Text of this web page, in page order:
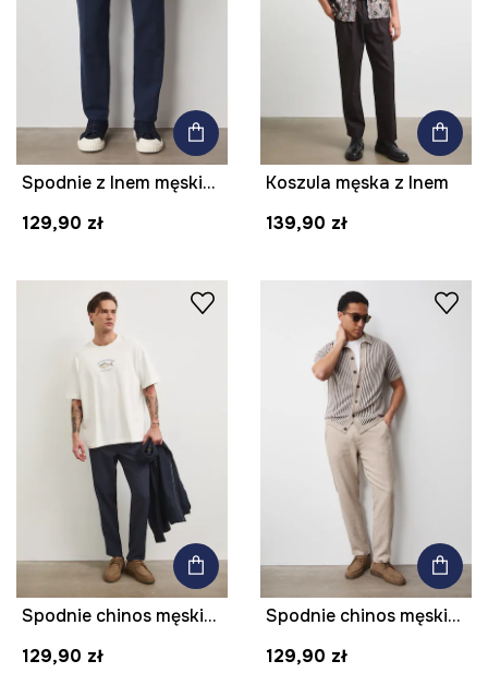
Spodnie z lnem męskie z paskiem melanżowe kolor granatowy
129,90 zł
Koszula męska z lnem
139,90 zł
Spodnie chinos męskie z lnem
129,90 zł
Spodnie chinos męskie z lnem
129,90 zł